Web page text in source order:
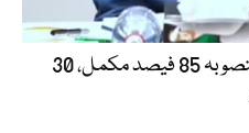
اسلام آباد سیف سٹی توسیعی منصوبہ 85 فیصد مکمل، 30